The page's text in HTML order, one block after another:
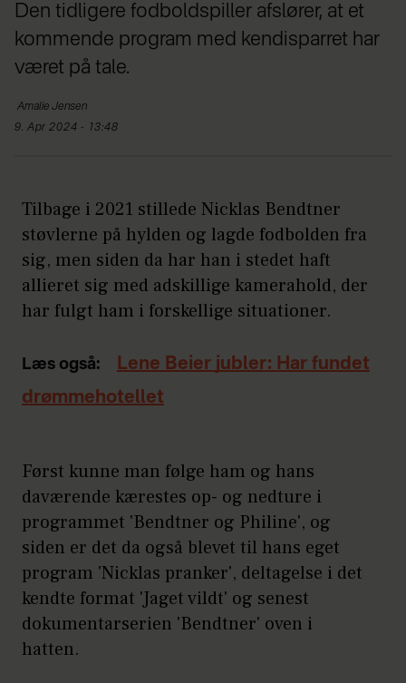
Den tidligere fodboldspiller afslører, at et
kommende program med kendisparret har
været på tale.
Amalie Jensen
9. Apr 2024 - 13:48
Tilbage i 2021 stillede Nicklas Bendtner
støvlerne på hylden og lagde fodbolden fra
sig, men siden da har han i stedet haft
allieret sig med adskillige kamerahold, der
har fulgt ham i forskellige situationer.
Læs også:
Lene Beier jubler: Har fundet
drømmehotellet
Først kunne man følge ham og hans
daværende kærestes op- og nedture i
programmet 'Bendtner og Philine', og
siden er det da også blevet til hans eget
program 'Nicklas pranker', deltagelse i det
kendte format 'Jaget vildt' og senest
dokumentarserien 'Bendtner' oven i
hatten.